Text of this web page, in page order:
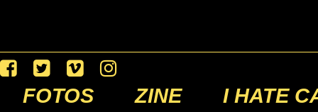
FOTOS ZINE I HATE